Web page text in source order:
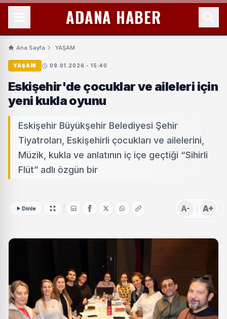
ADANA HABER
Ana Sayfa YAŞAM
YAŞAM 09.01.2026 - 15:40
Eskişehir'de çocuklar ve aileleri için
yeni kukla oyunu
Eskişehir Büyükşehir Belediyesi Şehir
Tiyatroları, Eskişehirli çocukları ve ailelerini,
Müzik, kukla ve anlatının iç içe geçtiği “Sihirli
Flüt” adlı özgün bir
Dinle A- A+